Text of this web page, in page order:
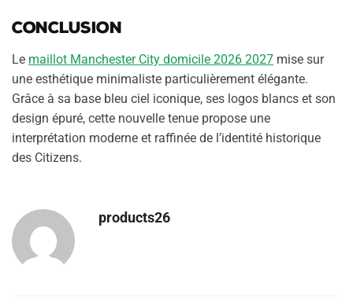
Conclusion
Le maillot Manchester City domicile 2026 2027 mise sur
une esthétique minimaliste particulièrement élégante.
Grâce à sa base bleu ciel iconique, ses logos blancs et son
design épuré, cette nouvelle tenue propose une
interprétation moderne et raffinée de l’identité historique
des Citizens.
products26